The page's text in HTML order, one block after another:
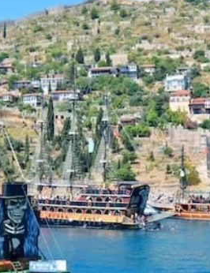
א
נ
ט
ל
י
ה
ש
ו
ו
ק
י
ם
–
ר
י
ינואר 7, 2023
אנטליה שווקים
בעיר